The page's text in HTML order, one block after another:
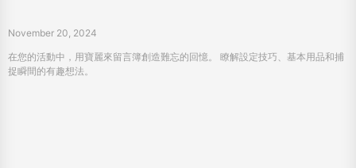
November 20, 2024
在您的活動中，用寶麗來留言簿創造難忘的回憶。 瞭解設定技巧、基本用品和捕
捉瞬間的有趣想法。